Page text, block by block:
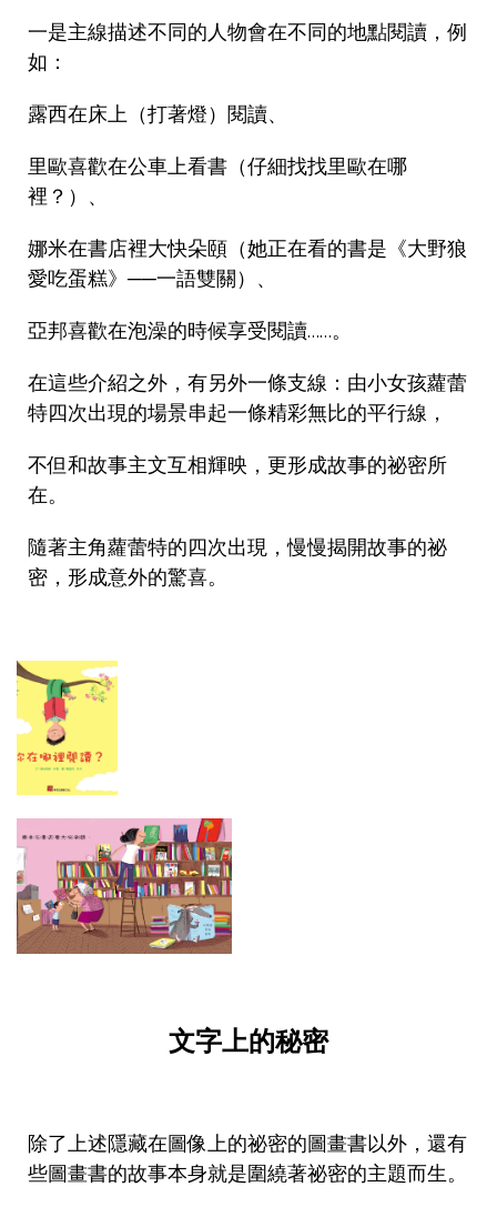
一是主線描述不同的人物會在不同的地點閱讀，例
如：
露西在床上（打著燈）閱讀、
里歐喜歡在公車上看書（仔細找找里歐在哪
裡？）、
娜米在書店裡大快朵頤（她正在看的書是《大野狼
愛吃蛋糕》──一語雙關）、
亞邦喜歡在泡澡的時候享受閱讀……。
在這些介紹之外，有另外一條支線：由小女孩蘿蕾
特四次出現的場景串起一條精彩無比的平行線，
不但和故事主文互相輝映，更形成故事的祕密所
在。
隨著主角蘿蕾特的四次出現，慢慢揭開故事的祕
密，形成意外的驚喜。
文字上的秘密
除了上述隱藏在圖像上的祕密的圖畫書以外，還有
些圖畫書的故事本身就是圍繞著祕密的主題而生。